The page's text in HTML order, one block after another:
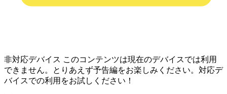
非対応デバイス このコンテンツは現在のデバイスでは利用
できません。とりあえず予告編をお楽しみください。対応デ
バイスでの利用をお試しください！